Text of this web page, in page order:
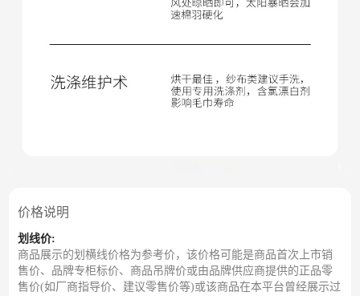
价格说明
划线价:
商品展示的划横线价格为参考价，该价格可能是商品首次上市销
售价、品牌专柜标价、商品吊牌价或由品牌供应商提供的正品零
售价(如厂商指导价、建议零售价等)或该商品在本平台曾经展示过